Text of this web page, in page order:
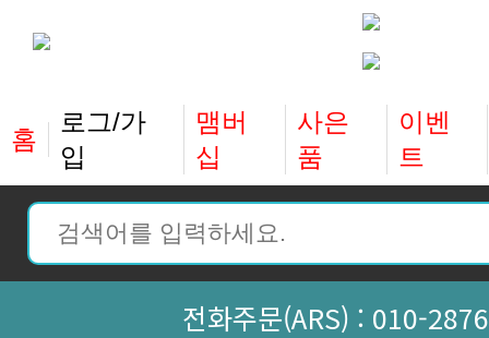
홈
입 십 품 트
전화주문(ARS) : 010-